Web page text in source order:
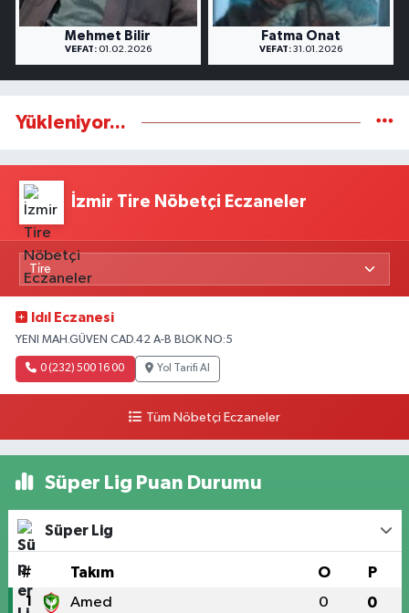
Mehmet Bilir
VEFAT:01.02.2026
Fatma Onat
VEFAT: 31.01.2026
Yükleniyor...
İzmir Tire Nöbetçi Eczaneler
Idıl Eczanesi
YENI MAH.GÜVEN CAD.42 A-B BLOK NO:5
0 (232) 500 16 00 Yol Tarifi Al
Tüm Nöbetçi Eczaneler
Süper Lig Puan Durumu
Süper Lig
# Takım O P
1 Amed 0 0